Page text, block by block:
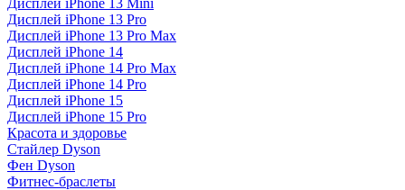
Дисплей iPhone 13 Mini
Дисплей iPhone 13 Pro
Дисплей iPhone 13 Pro Max
Дисплей iPhone 14
Дисплей iPhone 14 Pro Max
Дисплей iPhone 14 Pro
Дисплей iPhone 15
Дисплей iPhone 15 Pro
Красота и здоровье
Стайлер Dyson
Фен Dyson
Фитнес-браслеты